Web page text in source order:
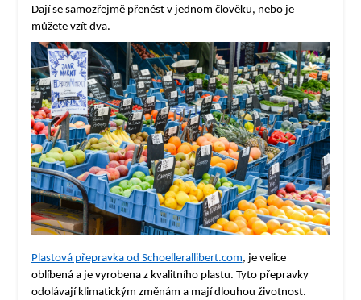
Dají se samozřejmě přenést v jednom člověku, nebo je
můžete vzít dva.
Plastová přepravka od Schoellerallibert.com, je velice
oblíbená a je vyrobena z kvalitního plastu. Tyto přepravky
odolávají klimatickým změnám a mají dlouhou životnost.